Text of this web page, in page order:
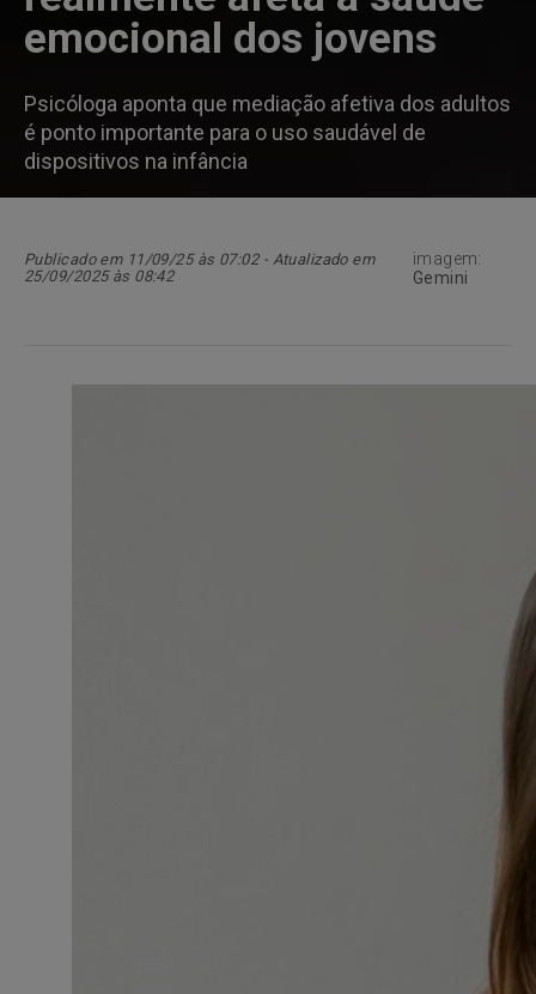
emocional dos jovens
Psicóloga aponta que mediação afetiva dos adultos
é ponto importante para o uso saudável de
dispositivos na infância
Publicado em 11/09/25 às 07:02 - Atualizado em
25/09/2025 às 08:42
imagem:
Gemini